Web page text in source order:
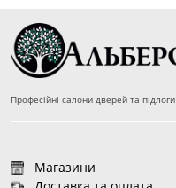
Професійні салони дверей та підлоги
Магазини